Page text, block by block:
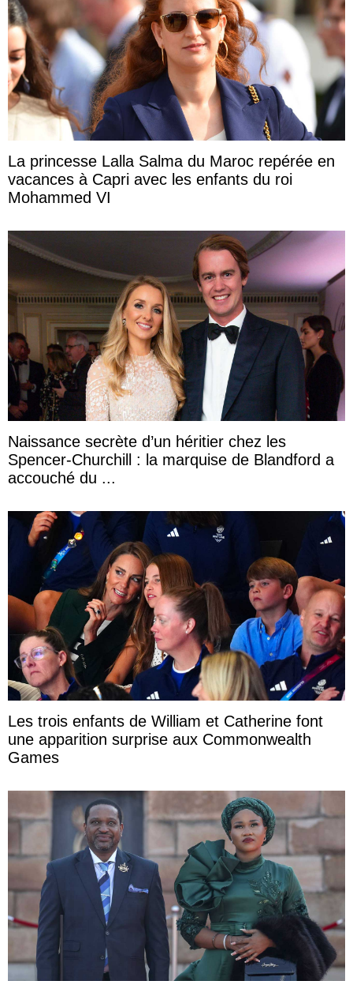
La princesse Lalla Salma du Maroc repérée en
vacances à Capri avec les enfants du roi
Mohammed VI
Naissance secrète d’un héritier chez les
Spencer-Churchill : la marquise de Blandford a
accouché du ...
Les trois enfants de William et Catherine font
une apparition surprise aux Commonwealth
Games